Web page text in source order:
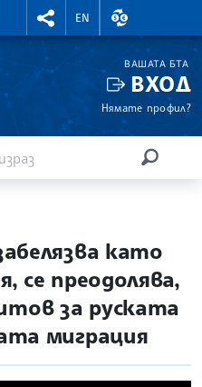
RIGHTMENU.SOCIAL
EN
ВАЛУТНИ
ВАШАТА БТА
ВХОД
Нямате профил?
като
се преодолява,
за руската
миграция